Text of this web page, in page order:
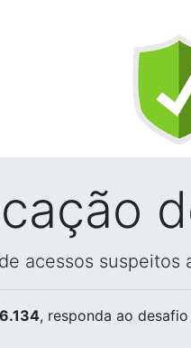
acessos suspeitos
, responda ao